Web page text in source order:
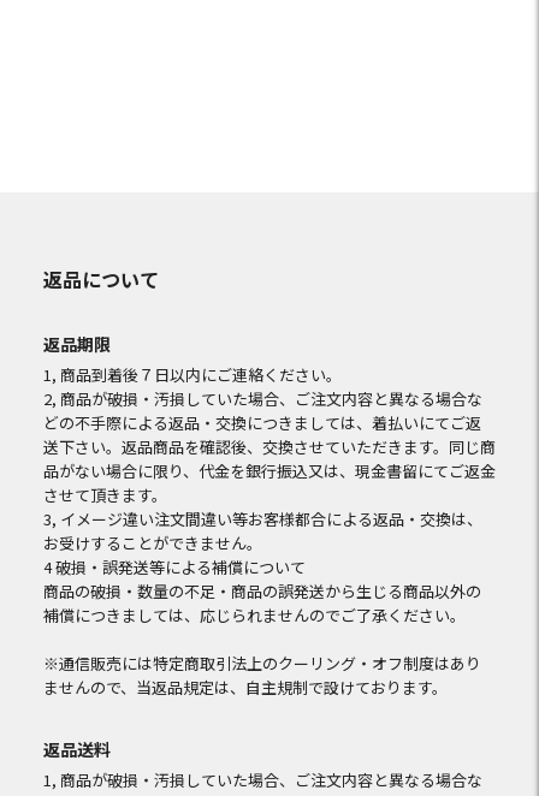
返品について
返品期限
1, 商品到着後７日以内にご連絡ください。
2, 商品が破損・汚損していた場合、ご注文内容と異なる場合な
どの不手際による返品・交換につきましては、着払いにてご返
送下さい。返品商品を確認後、交換させていただきます。同じ商
品がない場合に限り、代金を銀行振込又は、現金書留にてご返金
させて頂きます。
3, イメージ違い注文間違い等お客様都合による返品・交換は、
お受けすることができません。
4 破損・誤発送等による補償について
商品の破損・数量の不足・商品の誤発送から生じる商品以外の
補償につきましては、応じられませんのでご了承ください。
※通信販売には特定商取引法上のクーリング・オフ制度はあり
ませんので、当返品規定は、自主規制で設けております。
返品送料
1, 商品が破損・汚損していた場合、ご注文内容と異なる場合な